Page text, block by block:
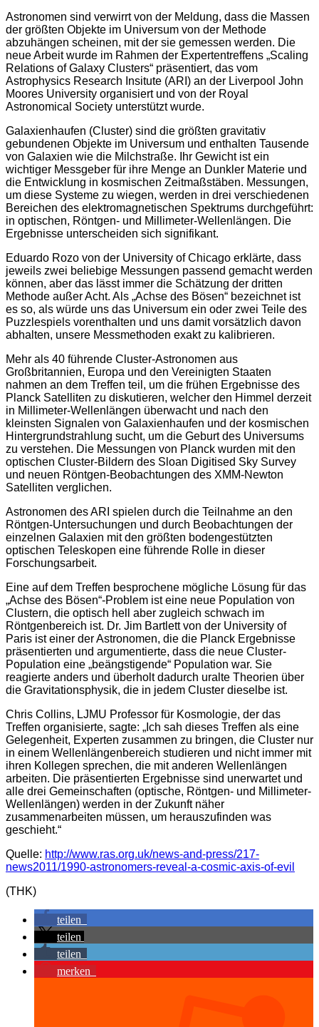
Astronomen sind verwirrt von der Meldung, dass die Massen
der größten Objekte im Universum von der Methode
abzuhängen scheinen, mit der sie gemessen werden. Die
neue Arbeit wurde im Rahmen der Expertentreffens „Scaling
Relations of Galaxy Clusters“ präsentiert, das vom
Astrophysics Research Insitute (ARI) an der Liverpool John
Moores University organisiert und von der Royal
Astronomical Society unterstützt wurde.
Galaxienhaufen (Cluster) sind die größten gravitativ
gebundenen Objekte im Universum und enthalten Tausende
von Galaxien wie die Milchstraße. Ihr Gewicht ist ein
wichtiger Messgeber für ihre Menge an Dunkler Materie und
die Entwicklung in kosmischen Zeitmaßstäben. Messungen,
um diese Systeme zu wiegen, werden in drei verschiedenen
Bereichen des elektromagnetischen Spektrums durchgeführt:
in optischen, Röntgen- und Millimeter-Wellenlängen. Die
Ergebnisse unterscheiden sich signifikant.
Eduardo Rozo von der University of Chicago erklärte, dass
jeweils zwei beliebige Messungen passend gemacht werden
können, aber das lässt immer die Schätzung der dritten
Methode außer Acht. Als „Achse des Bösen“ bezeichnet ist
es so, als würde uns das Universum ein oder zwei Teile des
Puzzlespiels vorenthalten und uns damit vorsätzlich davon
abhalten, unsere Messmethoden exakt zu kalibrieren.
Mehr als 40 führende Cluster-Astronomen aus
Großbritannien, Europa und den Vereinigten Staaten
nahmen an dem Treffen teil, um die frühen Ergebnisse des
Planck Satelliten zu diskutieren, welcher den Himmel derzeit
in Millimeter-Wellenlängen überwacht und nach den
kleinsten Signalen von Galaxienhaufen und der kosmischen
Hintergrundstrahlung sucht, um die Geburt des Universums
zu verstehen. Die Messungen von Planck wurden mit den
optischen Cluster-Bildern des Sloan Digitised Sky Survey
und neuen Röntgen-Beobachtungen des XMM-Newton
Satelliten verglichen.
Astronomen des ARI spielen durch die Teilnahme an den
Röntgen-Untersuchungen und durch Beobachtungen der
einzelnen Galaxien mit den größten bodengestützten
optischen Teleskopen eine führende Rolle in dieser
Forschungsarbeit.
Eine auf dem Treffen besprochene mögliche Lösung für das
„Achse des Bösen“-Problem ist eine neue Population von
Clustern, die optisch hell aber zugleich schwach im
Röntgenbereich ist. Dr. Jim Bartlett von der University of
Paris ist einer der Astronomen, die die Planck Ergebnisse
präsentierten und argumentierte, dass die neue Cluster-
Population eine „beängstigende“ Population war. Sie
reagierte anders und überholt dadurch uralte Theorien über
die Gravitationsphysik, die in jedem Cluster dieselbe ist.
Chris Collins, LJMU Professor für Kosmologie, der das
Treffen organisierte, sagte: „Ich sah dieses Treffen als eine
Gelegenheit, Experten zusammen zu bringen, die Cluster nur
in einem Wellenlängenbereich studieren und nicht immer mit
ihren Kollegen sprechen, die mit anderen Wellenlängen
arbeiten. Die präsentierten Ergebnisse sind unerwartet und
alle drei Gemeinschaften (optische, Röntgen- und Millimeter-
Wellenlängen) werden in der Zukunft näher
zusammenarbeiten müssen, um herauszufinden was
geschieht.“
Quelle: http://www.ras.org.uk/news-and-press/217-
news2011/1990-astronomers-reveal-a-cosmic-axis-of-evil
(THK)
teilen
teilen
teilen
merken